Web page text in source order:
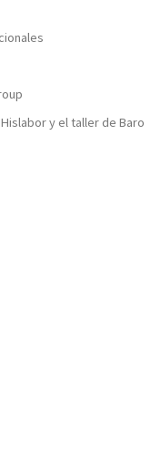
y el taller de Baro